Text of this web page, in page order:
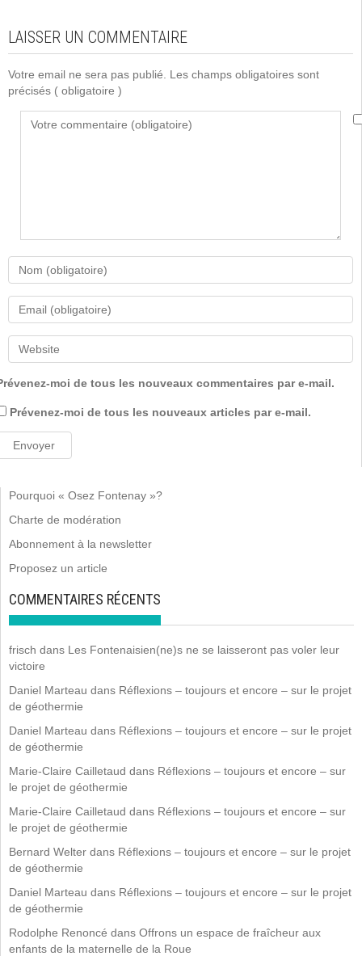
LAISSER UN COMMENTAIRE
Votre email ne sera pas publié. Les champs obligatoires sont
précisés ( obligatoire )
moi de tous les nouveaux commentaires par e-mail.
Prévenez-moi de tous les nouveaux articles par e-mail.
Pourquoi « Osez Fontenay »?
Charte de modération
Abonnement à la newsletter
Proposez un article
COMMENTAIRES RÉCENTS
frisch dans Les Fontenaisien(ne)s ne se laisseront pas voler leur
victoire
Daniel Marteau dans Réflexions – toujours et encore – sur le projet
de géothermie
Daniel Marteau dans Réflexions – toujours et encore – sur le projet
de géothermie
Marie-Claire Cailletaud dans Réflexions – toujours et encore – sur
le projet de géothermie
Marie-Claire Cailletaud dans Réflexions – toujours et encore – sur
le projet de géothermie
Bernard Welter dans Réflexions – toujours et encore – sur le projet
de géothermie
Daniel Marteau dans Réflexions – toujours et encore – sur le projet
de géothermie
Rodolphe Renoncé dans Offrons un espace de fraîcheur aux
enfants de la maternelle de la Roue